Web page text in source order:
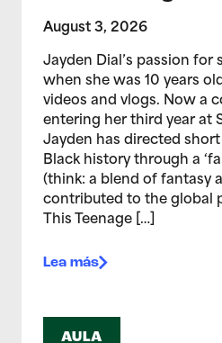
August 3, 2026
Jayden Dial’s passion for
when she was 10 years
videos and vlogs. Now a
entering her third year at
Jayden has directed
Black history through a
(think: a blend of fantasy
contributed to the global
This Teenage […]
Lea más
AULA